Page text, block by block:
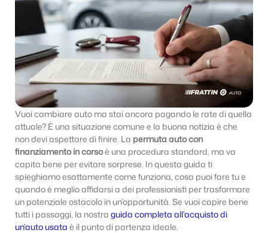
Vuoi cambiare auto ma stai ancora pagando le rate di quella
attuale? È una situazione comune e la buona notizia è che
non devi aspettare di finire. La permuta auto con
finanziamento in corsoè una procedura standard, ma va
capita bene per evitare sorprese. In questa guida ti
spieghiamo esattamente come funziona, cosa puoi fare tu e
quando è meglio affidarsi a dei professionisti per trasformare
un potenziale ostacolo in un’opportunità. Se vuoi capire bene
tutti i passaggi, la nostra guida completa all’acquisto di
un’auto usata è il punto di partenza ideale.